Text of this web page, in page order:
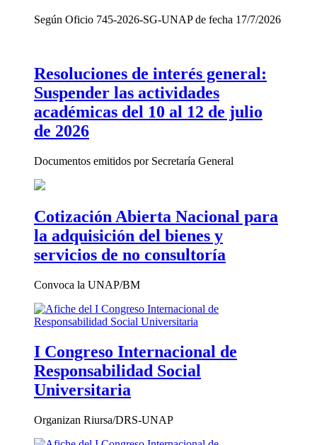
Según Oficio 745-2026-SG-UNAP de fecha 17/7/2026
Resoluciones de interés general:
Suspender las actividades
académicas del 10 al 12 de julio
de 2026
Documentos emitidos por Secretaría General
Cotización Abierta Nacional para
la adquisición del bienes y
servicios de no consultoría
Convoca la UNAP/BM
I Congreso Internacional de
Responsabilidad Social
Universitaria
Organizan Riursa/DRS-UNAP